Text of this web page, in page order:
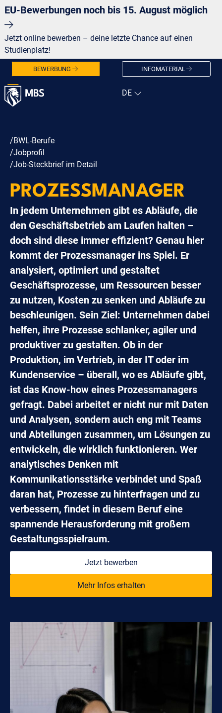
EU-Bewerbungen noch bis 15. August möglich
Jetzt online bewerben – deine letzte Chance auf einen
Studienplatz!
BEWERBUNG INFOMATERIAL
/BWL-Berufe
/Jobprofil
/Job-Steckbrief im Detail
PROZESSMANAGER
In jedem Unternehmen gibt es Abläufe, die
den Geschäftsbetrieb am Laufen halten –
doch sind diese immer effizient? Genau hier
kommt der Prozessmanager ins Spiel. Er
analysiert, optimiert und gestaltet
Geschäftsprozesse, um Ressourcen besser
zu nutzen, Kosten zu senken und Abläufe zu
beschleunigen. Sein Ziel: Unternehmen dabei
helfen, ihre Prozesse schlanker, agiler und
produktiver zu gestalten. Ob in der
Produktion, im Vertrieb, in der IT oder im
Kundenservice – überall, wo es Abläufe gibt,
ist das Know-how eines Prozessmanagers
gefragt. Dabei arbeitet er nicht nur mit Daten
und Analysen, sondern auch eng mit Teams
und Abteilungen zusammen, um Lösungen zu
entwickeln, die wirklich funktionieren. Wer
analytisches Denken mit
Kommunikationsstärke verbindet und Spaß
daran hat, Prozesse zu hinterfragen und zu
verbessern, findet in diesem Beruf eine
spannende Herausforderung mit großem
Gestaltungsspielraum.
Jetzt bewerben
Mehr Infos erhalten